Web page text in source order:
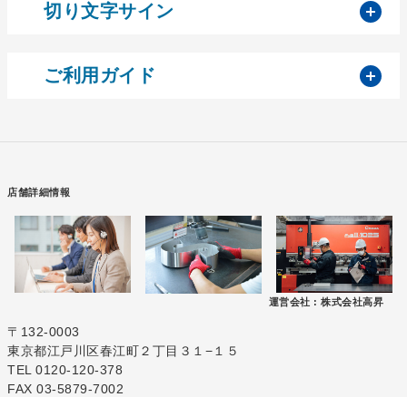
切り文字サイン
ご利用ガイド
店舗詳細情報
運営会社 : 株式会社高昇
〒132-0003
東京都江戸川区春江町２丁目３１−１５
TEL 0120-120-378
FAX 03-5879-7002